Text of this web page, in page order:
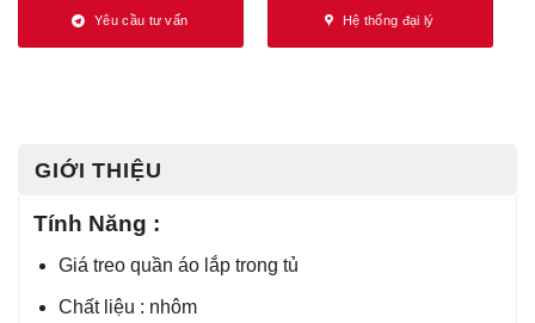
Yêu cầu tư vấn Hệ thống đại lý
GIỚI THIỆU
Tính Năng :
Giá treo quần áo lắp trong tủ
Chất liệu : nhôm